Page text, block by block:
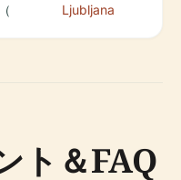
Ljubljana
ト＆FAQ